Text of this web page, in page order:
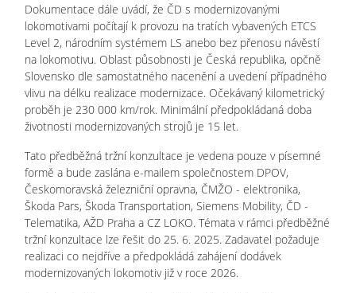
Dokumentace dále uvádí, že ČD s modernizovanými
lokomotivami počítají k provozu na tratích vybavených ETCS
Level 2, národním systémem LS anebo bez přenosu návěstí
na lokomotivu. Oblast působnosti je Česká republika, opčně
Slovensko dle samostatného nacenění a uvedení případného
vlivu na délku realizace modernizace. Očekávaný kilometrický
proběh je 230 000 km/rok. Minimální předpokládaná doba
životnosti modernizovaných strojů je 15 let.
Tato předběžná tržní konzultace je vedena pouze v písemné
formě a bude zaslána e-mailem společnostem DPOV,
Českomoravská železniční opravna, ČMŽO - elektronika,
Škoda Pars, Škoda Transportation, Siemens Mobility, ČD -
Telematika, AŽD Praha a CZ LOKO. Témata v rámci předběžné
tržní konzultace lze řešit do 25. 6. 2025. Zadavatel požaduje
realizaci co nejdříve a předpokládá zahájení dodávek
modernizovaných lokomotiv již v roce 2026.